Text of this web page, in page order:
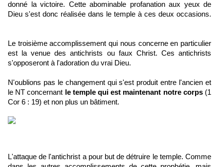
donné la victoire. Cette abominable profanation aux yeux de
Dieu s'est donc réalisée dans le temple à ces deux occasions.
Le troisième accomplissement qui nous concerne en particulier
est la venue des antichrists ou faux Christ. Ces antichrists
s'opposeront à l'adoration du vrai Dieu.
N'oublions pas le changement qui s'est produit entre l'ancien et
le NT concernant le temple qui est maintenant notre corps(1
Cor 6 : 19) et non plus un bâtiment.
L'attaque de l'antichrist a pour but de détruire le temple. Comme